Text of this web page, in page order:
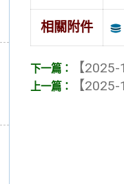
相關附件
【2025-
【2025-